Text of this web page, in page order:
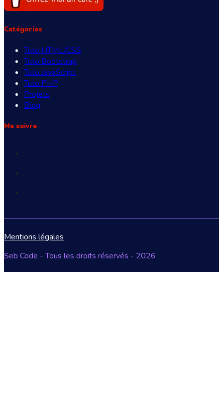
Catégories
Tuto HTML/CSS
Tuto Bootstrap
Tuto JavaScript
Tuto PHP
Projets
Blog
Me suivre
Mentions légales
Seb Code - Tous les droits réservés - 2026